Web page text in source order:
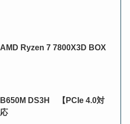
AMD Ryzen 7 7800X3D BOX
B650M DS3H 【PCIe 4.0対
応